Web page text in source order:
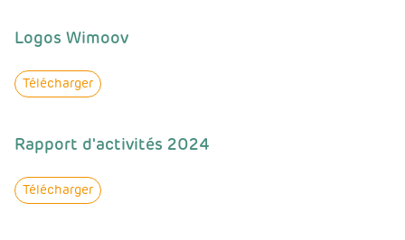
Logos Wimoov
Télécharger
Rapport d'activités 2024
Télécharger